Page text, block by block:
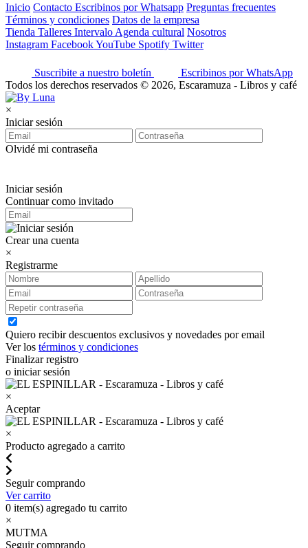
Inicio Contacto Escribinos por Whatsapp Preguntas frecuentes
Términos y condiciones Datos de la empresa
Tienda Talleres Intervalo Agenda cultural Nosotros
Instagram FacebookYouTube Spotify Twitter
Suscribite a nuestro boletín
Escribinos por WhatsApp
Todos los derechos reservados © 2026, Escaramuza - Libros y café
×
Iniciar sesión
Olvidé mi contraseña
Iniciar sesión
Continuar como invitado
Crear una cuenta
×
Registrarme
Quiero recibir descuentos exclusivos y novedades por email
Ver los términos y condiciones
Finalizar registro
o iniciar sesión
×
Aceptar
×
Producto agregado a carrito
Seguir comprando
Ver carrito
0 item(s) agregado tu carrito
×
MUTMA
Seguir comprando